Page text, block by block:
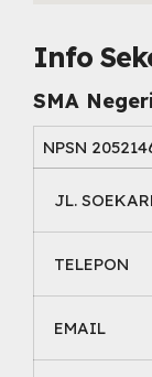
Info
SMA
NPSN
JL.
TELEPON
EMAIL